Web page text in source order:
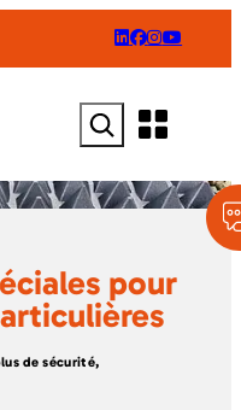
Rechercher
pour
de sécurité,